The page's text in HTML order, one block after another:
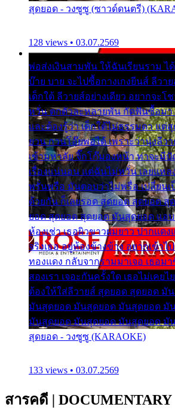
สุดยอด - วงซูซู (ซาวด์ดนตรี)
128 views • 03.07.2569
พ่อส่งเงินสามพัน ให้ฉันเรียนราม
บ๊าย บาย จะไปซื้อกางเกงยีนส์ ลีวาย
เด็กใต้ ลีวายส์อย่างเดียว อยากจะโ
หวั่น ตกตัวละหลายพัน กัดฟันซื้อมา
และต้องรู้ว่า เด็กใต้ไม่ธรรมดา แต่สุ
ยวน กวนโอ๊ยพอได้ เพราะว่านุ่งลีว
เข้ามหาลัย จิ๊กโก๊มองหน้า ท่าจะมี
เรื่องแน่นอน แต่ฉันไม่หวั่น เลยแห
พรั่นพรือ มันตอบว่าไม่พรื่อ เปลี่ยนเ
ด้วยกัน ก็เลยรอด สุดยอด สุดยอด
ยอด สุดยอด สุดยอด มันสุดยอด แอ
ห้องเช่า เธอผิวขาวผมยาว ปากแด
จริงเธอ อยู่ห้องข้างข้าง อยากเข้าไ
ทองแดง กลับจากรามมาเจอ เธอม
สองเรา เจอะกันครั้งใด เธอไม่เคย
ต้องให้ใส่ลีวายส์ สุดยอด สุดยอด มั
มันสุดยอด มันสุดยอด มันสุดยอด มั
มันสุดยอด มันสุดยอด มันสุดยอด มั
สุดยอด - วงซูซู (KARAOKE)
133 views • 03.07.2569
สารคดี | DOCUMENTARY